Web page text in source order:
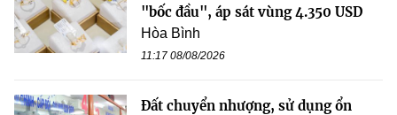
"bốc đầu", áp sát vùng 4.350 USD
Hòa Bình
11:17 08/08/2026
Đất chuyển nhượng, sử dụng ổn